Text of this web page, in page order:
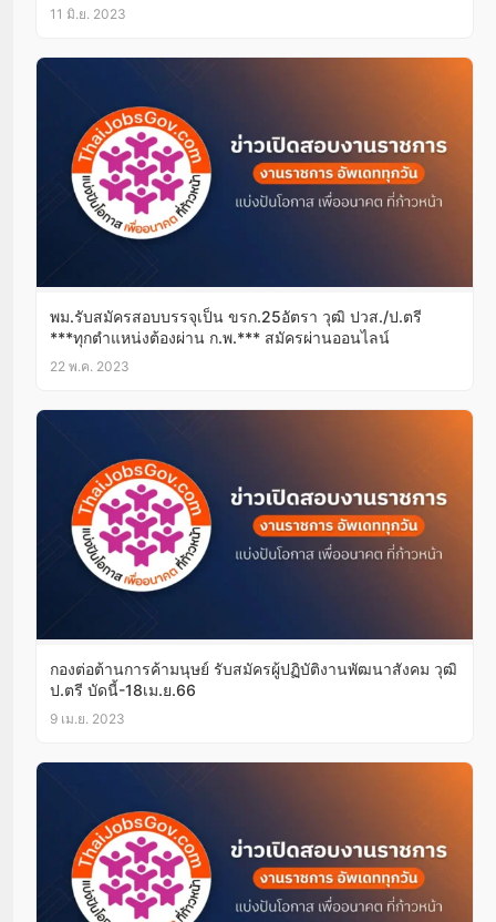
ออนไลน์20มิ.ย.-10ก.ค.66
11 มิ.ย. 2023
พม.รับสมัครสอบบรรจุเป็น ขรก.25อัตรา วุฒิ ปวส./ป.ตรี
***ทุกตำแหน่งต้องผ่าน ก.พ.*** สมัครผ่านออนไลน์
22 พ.ค. 2023
กองต่อต้านการค้ามนุษย์ รับสมัครผู้ปฏิบัติงานพัฒนาสังคม วุฒิ
ป.ตรี บัดนี้-18เม.ย.66
9 เม.ย. 2023